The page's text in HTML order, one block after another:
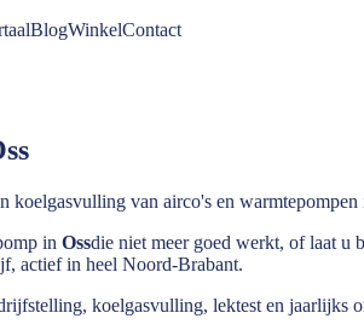
BlogWinkelContact
koelgasvulling van airco's en
in Ossdie niet meer goed werkt, of laat u
actief in heel Noord-Brabant.
koelgasvulling, lektest en jaarlijks